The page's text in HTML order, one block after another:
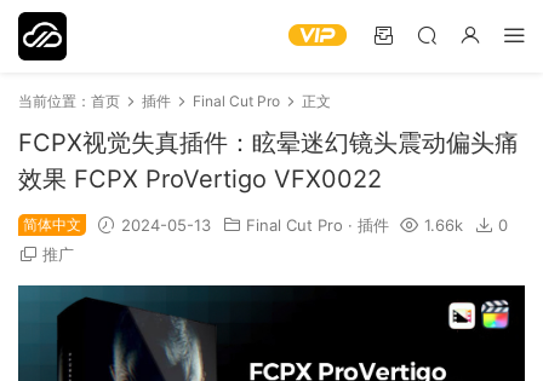
当前位置： 首页 插件 Final Cut Pro 正文
FCPX视觉失真插件：眩晕迷幻镜头震动偏头痛
效果 FCPX ProVertigo VFX0022
简体中文 2024-05-13 Final Cut Pro · 插件 1.66k
0
推广